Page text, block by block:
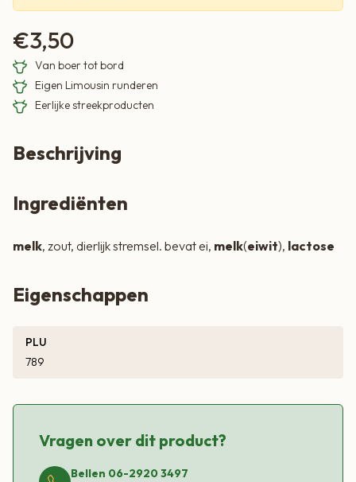
€3,50
Van boer tot bord
Eigen Limousin runderen
Eerlijke streekproducten
Beschrijving
Ingrediënten
melk, zout, dierlijk stremsel. bevat ei, melk(eiwit), lactose
Eigenschappen
PLU
789
Vragen over dit product?
Bellen 06-2920 3497